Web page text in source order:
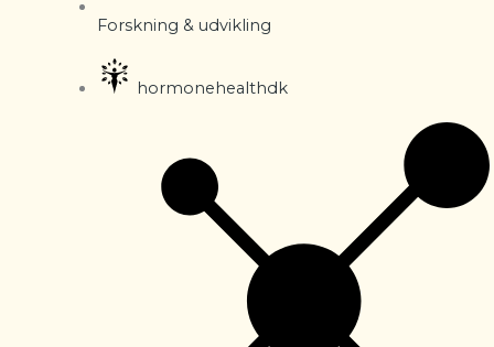
Forskning & udvikling
hormonehealthdk